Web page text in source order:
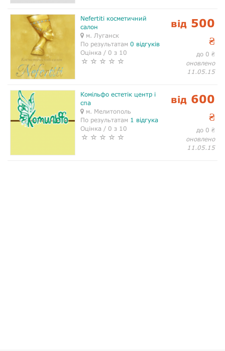
Nefertiti косметичний
салон
м. Луганск
По результатам 0 відгуків
Оцінка / 0 з 10
від 500
₴
до 0 ₴
оновлено
11.05.15
Комільфо естетік центр і
спа
м. Мелитополь
По результатам 1 відгука
Оцінка / 0 з 10
від 600
₴
до 0 ₴
оновлено
11.05.15